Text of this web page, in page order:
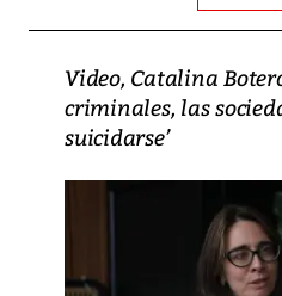
Video, Catalina
criminales, las
suicidarse’